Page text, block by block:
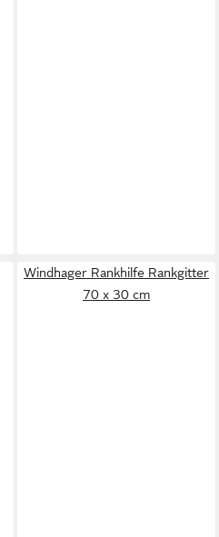
Windhager Rankhilfe Rankgitter
70 x 30 cm